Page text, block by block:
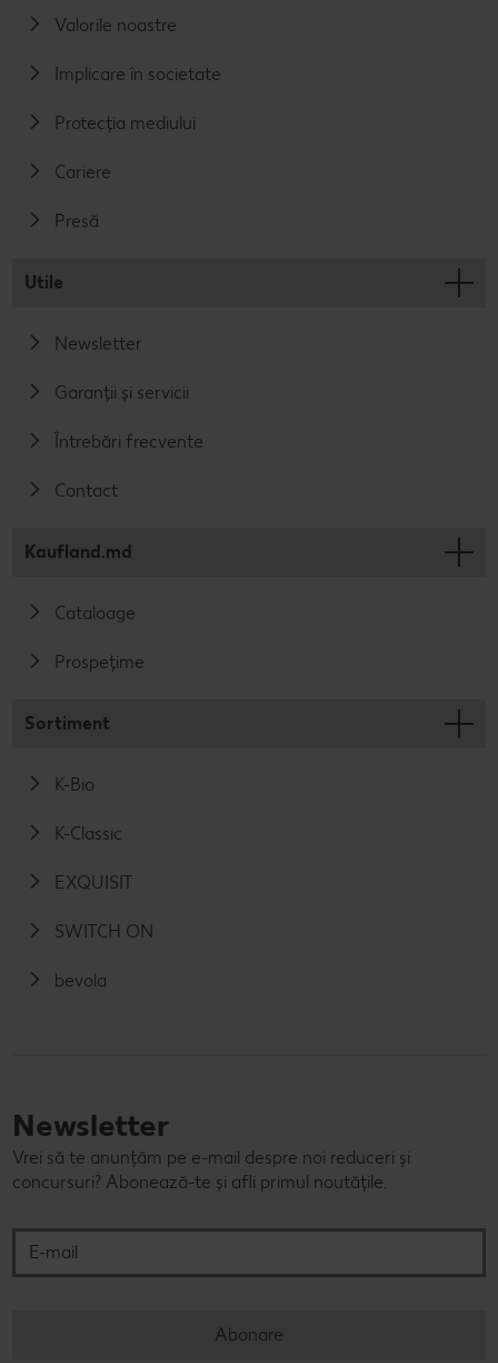
Valorile noastre
Implicare în societate
Protecția mediului
Cariere
Presă
Utile
Newsletter
Garanții și servicii
Întrebări frecvente
Contact
Kaufland.md
Cataloage
Prospețime
Sortiment
K-Bio
K-Classic
EXQUISIT
SWITCH ON
bevola
Newsletter
Vrei să te anunțăm pe e-mail despre noi reduceri și
concursuri? Abonează-te și afli primul noutățile.
Abonare